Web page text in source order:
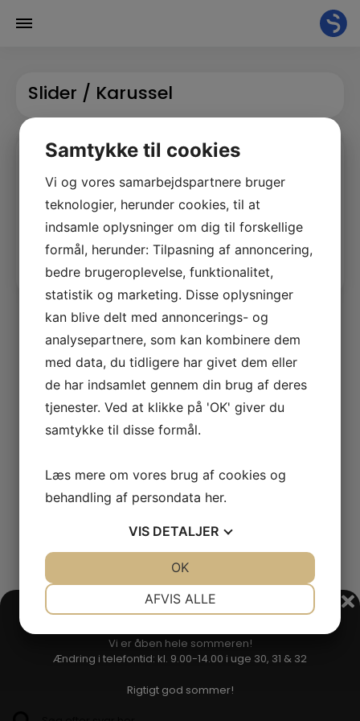
indholdet
Slider / Karussel
Slider / Topbillede
Ændre topbillede på side At skifte billeder i slideren på din
hjemmeside er meget simpelt. 1. Tryk sider og vælg den
kommer ind...
LÆS MERE
Sommerferie
Vi er åben hele sommeren!
Ændring i telefontid: kl. 9.00-14.00 i uge 30, 31 & 32
Rigtigt god sommer!
Samtykke til cookies
Vi og vores samarbejdspartnere bruger
teknologier, herunder cookies, til at
indsamle oplysninger om dig til forskellige
formål, herunder: Tilpasning af annoncering,
bedre brugeroplevelse, funktionalitet,
statistik og marketing. Disse oplysninger
kan blive delt med annoncerings- og
analysepartnere, som kan kombinere dem
med data, du tidligere har givet dem eller
de har indsamlet gennem din brug af deres
tjenester. Ved at klikke på 'OK' giver du
samtykke til disse formål.
Læs mere om vores brug af cookies og
behandling af persondata her.
VIS DETALJER
MARKETING STATISTIK
AFVIS ALLE
OK